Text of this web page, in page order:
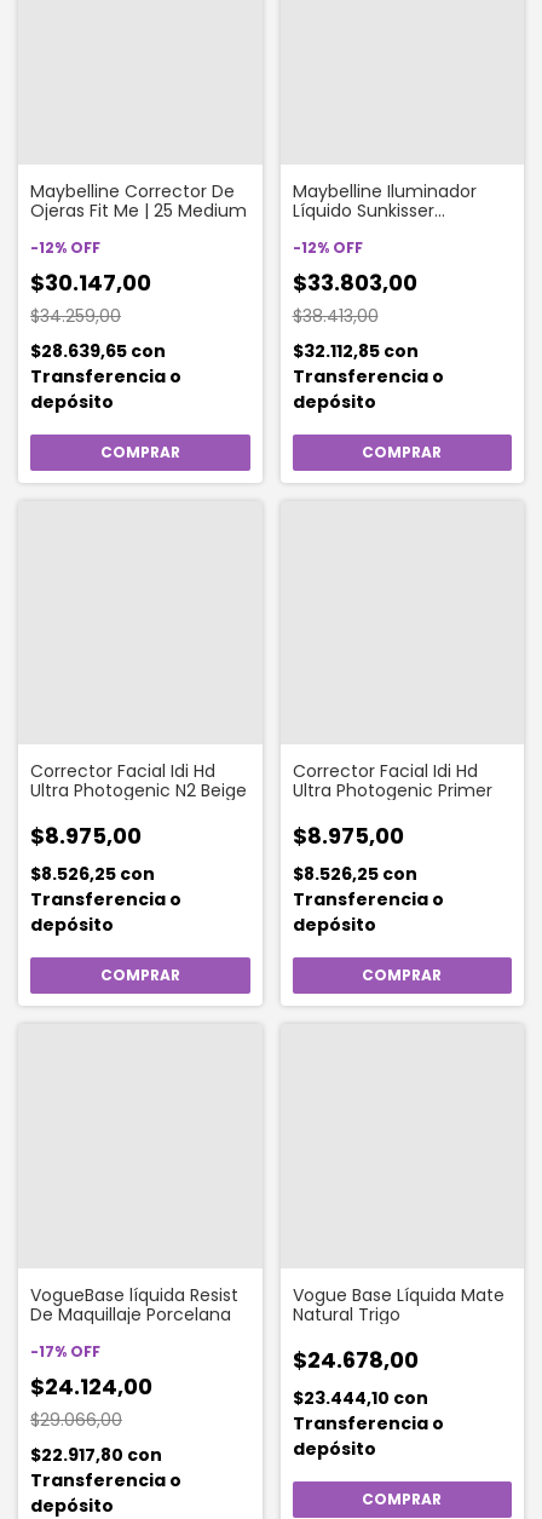
Maybelline Corrector De
Ojeras Fit Me | 25 Medium
-12% OFF
$30.147,00
$34.259,00
$28.639,65 con
Transferencia o
depósito
Maybelline Iluminador
Líquido Sunkisser
Shimmer
-12% OFF
$33.803,00
$38.413,00
$32.112,85 con
Transferencia o
depósito
Corrector Facial Idi Hd
Ultra Photogenic N2 Beige
$8.975,00
$8.526,25 con
Transferencia o
depósito
Corrector Facial Idi Hd
Ultra Photogenic Primer
$8.975,00
$8.526,25 con
Transferencia o
depósito
VogueBase líquida Resist
De Maquillaje Porcelana
-17% OFF
$24.124,00
$29.066,00
$22.917,80 con
Transferencia o
depósito
Vogue Base Líquida Mate
Natural Trigo
$24.678,00
$23.444,10 con
Transferencia o
depósito